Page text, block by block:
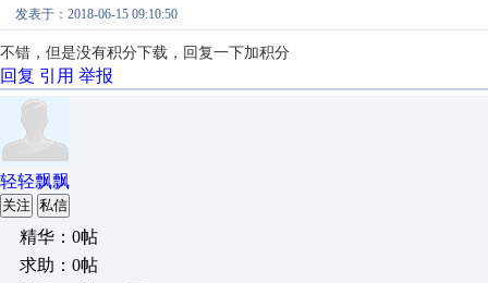
发表于：2018-06-15 09:10:50
不错，但是没有积分下载，回复一下加积分
回复 引用 举报
轻轻飘飘
关注 私信
精华：0帖
求助：0帖